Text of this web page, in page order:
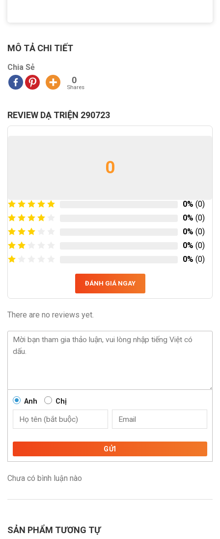
MÔ TẢ CHI TIẾT
Chia Sẻ
0
Shares
REVIEW DẠ TRIỆN 290723
0
0% (0)
0% (0)
0% (0)
0% (0)
0% (0)
ĐÁNH GIÁ NGAY
There are no reviews yet.
Anh Chị
GỬI
Chưa có bình luận nào
SẢN PHẨM TƯƠNG TỰ